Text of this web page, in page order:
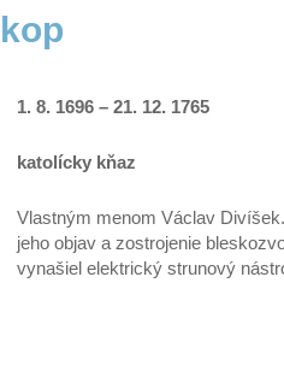
1. 8. 1696 – 21. 12. 1765
katolícky kňaz
Vlastným menom Václav
jeho objav a zostrojenie
vynašiel elektrický strunový